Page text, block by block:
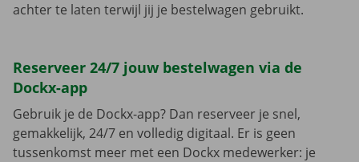
achter te laten terwijl jij je bestelwagen gebruikt.
Reserveer 24/7 jouw bestelwagen via de
Dockx-app
Gebruik je de Dockx-app? Dan reserveer je snel,
gemakkelijk, 24/7 en volledig digitaal. Er is geen
tussenkomst meer met een Dockx medewerker: je